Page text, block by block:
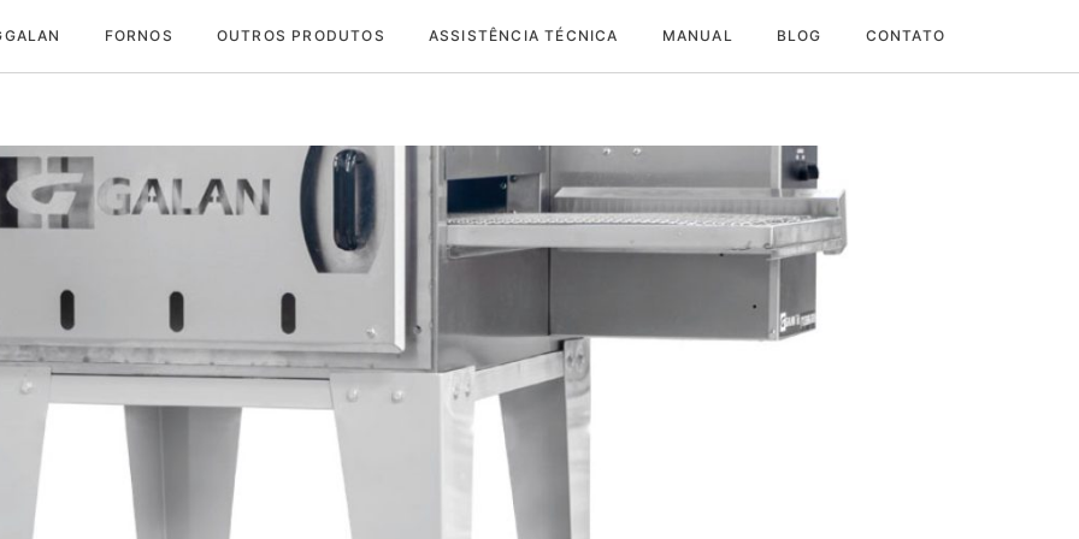
FORNOS OUTROS PRODUTOS ASSISTÊNCIA TÉCNICA MANUAL BLOG CONTATO